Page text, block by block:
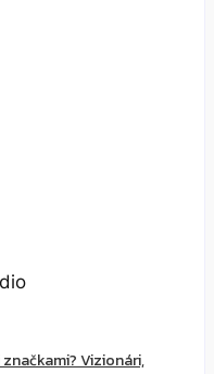
Vizionári,